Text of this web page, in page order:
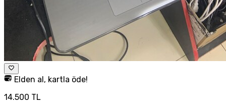
Elden al, kartla öde!
14.500 TL